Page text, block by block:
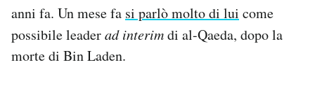
anni fa. Un mese fa si parlò molto di lui come
possibile leaderad interimdi al-Qaeda, dopo la
morte di Bin Laden.